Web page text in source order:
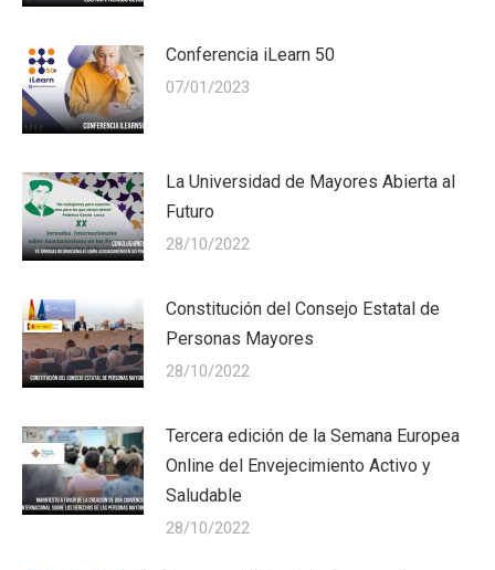
Conferencia iLearn 50
07/01/2023
La Universidad de Mayores Abierta al
Futuro
28/10/2022
Constitución del Consejo Estatal de
Personas Mayores
28/10/2022
Tercera edición de la Semana Europea
Online del Envejecimiento Activo y
Saludable
28/10/2022